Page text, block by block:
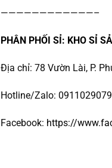
————————————–
PHÂN PHỐI SỈ: KHO SỈ
Địa chỉ: 78 Vườn Lài, P.
Hotline/Zalo: 0911029079
Facebook: https://